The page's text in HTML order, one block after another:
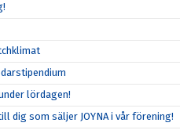
lördagen!
dig som säljer JOYNA i vår förening!